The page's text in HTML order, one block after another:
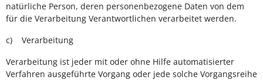
natürliche Person, deren personenbezogene Daten von dem
für die Verarbeitung Verantwortlichen verarbeitet werden.
c) Verarbeitung
Verarbeitung ist jeder mit oder ohne Hilfe automatisierter
Verfahren ausgeführte Vorgang oder jede solche Vorgangsreihe